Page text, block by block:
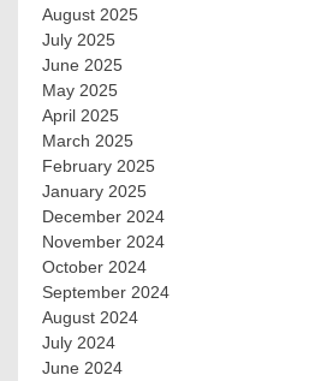
August 2025
July 2025
June 2025
May 2025
April 2025
March 2025
February 2025
January 2025
December 2024
November 2024
October 2024
September 2024
August 2024
July 2024
June 2024